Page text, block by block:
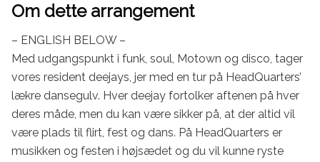
Om dette arrangement
– ENGLISH BELOW –
Med udgangspunkt i funk, soul, Motown og disco, tager
vores resident deejays, jer med en tur på HeadQuarters’
lækre dansegulv. Hver deejay fortolker aftenen på hver
deres måde, men du kan være sikker på, at der altid vil
være plads til flirt, fest og dans. På HeadQuarters er
musikken og festen i højsædet og du vil kunne ryste